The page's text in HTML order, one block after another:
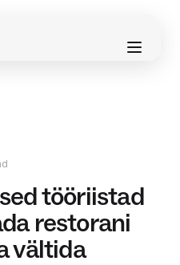
tööriistad
restorani
vältida